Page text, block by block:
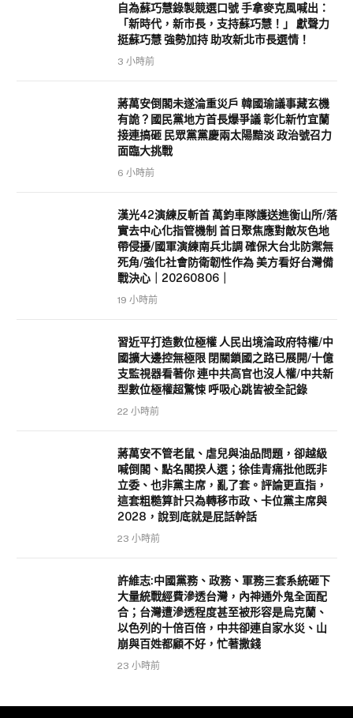
自為蘇巧慧錄製競選口號 手拿麥克風喊出：
「新時代，新市長，支持蘇巧慧！」 獻聲力
挺蘇巧慧 強勢加持 助攻新北市長選情！
3 小時前
蔣萬安倒閣未遂淪重災戶 韓國瑜議事藏玄機
有詭？國民黨地方首長爆爭議 彰化新竹宜蘭
接連搞砸 民眾黨黨慶兩太陽黯淡 政治號召力
面臨大挑戰
6 小時前
漢光42演練反斬首 萬鈞車隊護送進衡山所/落
實去中心化指管機制 首日聚焦應對敵灰色地
帶侵擾/國軍演練南兵北調 確保大台北防禦無
死角/強化社會防衛韌性作為 美方看好台灣備
戰決心｜20260806｜
19 小時前
習近平打造數位極權 人民出境淪政府特權/中
國擴大邊控無極限 閉關鎖國之路已展開/十億
支監視器看著你 連中共高官也沒人權/中共新
型數位極權超驚悚 呼吸心跳皆被全記錄
22 小時前
蔣萬安不管老鼠、虐兒與油品問題，卻越級
喊倒閣、點名閣揆人選；徐佳青痛批他既非
立委、也非黨主席，亂了套。評論更直指，
這套粗糙算計只為轉移市政、卡位黨主席與
2028，說到底就是屁話幹話
23 小時前
許維志:中國黨務、政務、軍務三套系統砸下
大量統戰經費滲透台灣，內神通外鬼全面配
合；台灣遭滲透程度甚至被形容是烏克蘭、
以色列的十倍百倍，中共卻連自家水災、山
崩與百姓都顧不好，忙著撒錢
23 小時前